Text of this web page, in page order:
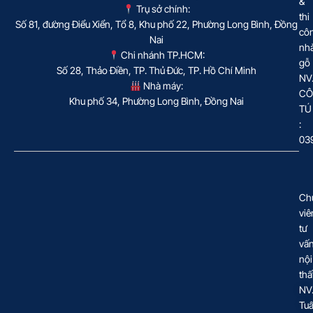
Trụ sở chính:
Số 81, đường Điểu Xiển, Tổ 8, Khu phố 22, Phường Long Bình, Đồng
Nai
Chi nhánh TP.HCM:
Số 28, Thảo Điền, TP. Thủ Đức, TP. Hồ Chí Minh
Nhà máy:
Khu phố 34, Phường Long Bình, Đồng Nai
thi
gỗ
NV.
TÚ
:
tư
nội
NV.